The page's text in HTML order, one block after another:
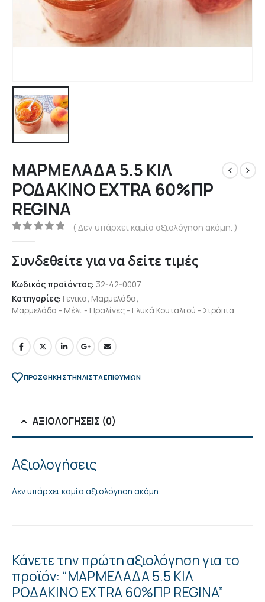
ΜΑΡΜΕΛΑΔΑ 5.5 ΚΙΛ
ΡΟΔΑΚΙΝΟ EXTRA 60%ΠΡ
REGINA
0out of 5
( Δεν υπάρχει καμία αξιολόγηση ακόμη. )
Συνδεθείτε για να δείτε τιμές
Κωδικός προϊόντος: 32-42-0007
Κατηγορίες: Γενικα, Μαρμελάδα,
Μαρμελάδα - Μέλι - Πραλίνες - Γλυκά Κουταλιού - Σιρόπια
ΠΡΌΣΘΉΚΗ ΣΤΗΝ ΛΊΣΤΑ ΕΠΙΘΥΜΙΏΝ
ΑΞΙΟΛΟΓΉΣΕΙΣ (0)
Αξιολογήσεις
Δεν υπάρχει καμία αξιολόγηση ακόμη.
Κάνετε την πρώτη αξιολόγηση για το
προϊόν: “ΜΑΡΜΕΛΑΔΑ 5.5 ΚΙΛ
ΡΟΔΑΚΙΝΟ EXTRA 60%ΠΡ REGINA”